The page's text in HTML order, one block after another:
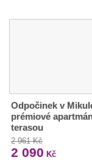
Odpočinek v
prémiové
terasou
2 961 Kč
2 090 Kč